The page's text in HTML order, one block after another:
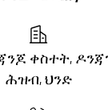
ጃንጆ ቀስተት,
ሕዝብ, ህንድ